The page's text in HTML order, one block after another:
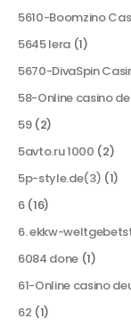
5610-Boomzino
5645 lera (1)
5670-DivaSpin
58-Online casino
59(2)
5avto.ru 1000 (2)
5p-style.de(3) (1)
6(16)
6. ekkw-
6084 done (1)
61-Online casino
62 (1)